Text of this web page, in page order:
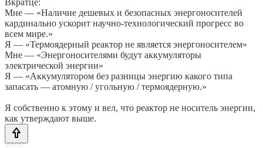
Мне — «Наличие дешевых и безопасных энергоносителей
кардинально ускорит научно-технологический прогресс во
всем мире.»
Я — «Термоядерный реактор не является энергоносителем»
Мне — «Энергоносителями будут аккумуляторы
электрической энергии»
Я — «Аккумулятором без разницы энергию какого типа
запасать — атомную / угольную / термоядерную.»
Я собственно к этому и вел, что реактор не носитель энергии,
как утверждают выше.